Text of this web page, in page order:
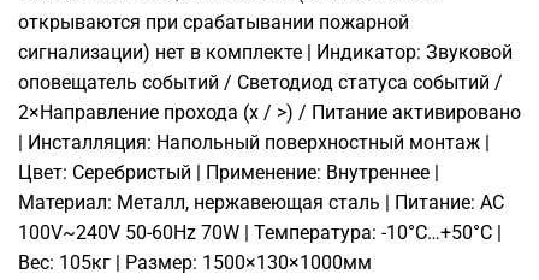
открываются при срабатывании пожарной
сигнализации) нет в комплекте | Индикатор: Звуковой
оповещатель событий / Светодиод статуса событий /
2×Направление прохода (х / >) / Питание активировано
| Инсталляция: Напольный поверхностный монтаж |
Цвет: Серебристый | Применение: Внутреннее |
Материал: Металл, нержавеющая сталь | Питание: AC
100V~240V 50-60Hz 70W | Температура: -10°C…+50°C |
Вес: 105кг | Размер: 1500×130×1000мм